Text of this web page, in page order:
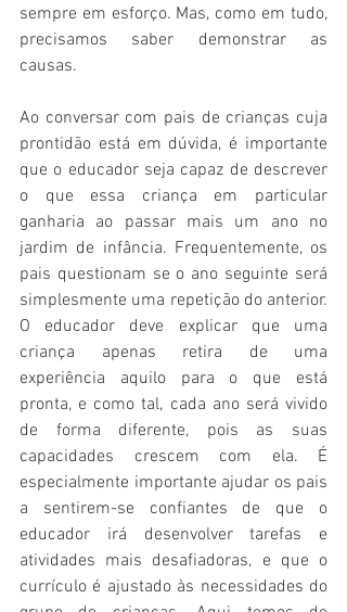
sempre em esforço. Mas, como em tudo,
precisamos saber demonstrar as
causas.
Ao conversar com pais de crianças cuja
prontidão está em dúvida, é importante
que o educador seja capaz de descrever
o que essa criança em particular
ganharia ao passar mais um ano no
jardim de infância. Frequentemente, os
pais questionam se o ano seguinte será
simplesmente uma repetição do anterior.
O educador deve explicar que uma
criança apenas retira de uma
experiência aquilo para o que está
pronta, e como tal, cada ano será vivido
de forma diferente, pois as suas
capacidades crescem com ela. É
especialmente importante ajudar os pais
a sentirem-se confiantes de que o
educador irá desenvolver tarefas e
atividades mais desafiadoras, e que o
currículo é ajustado às necessidades do